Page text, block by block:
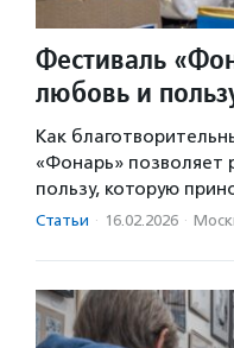
Фестиваль
любовь и
Как
«Фонарь» позволяет
пользу, которую
Статьи · 16.02.2026 ·